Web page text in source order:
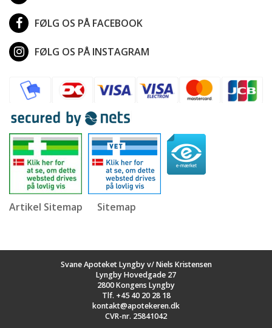
FØLG OS PÅ FACEBOOK
FØLG OS PÅ INSTAGRAM
Artikel Sitemap Sitemap
Svane Apoteket Lyngby v/ Niels Kristensen
Lyngby Hovedgade 27
2800 Kongens Lyngby
Tlf. +45 40 20 28 18
kontakt@apotekeren.dk
CVR-nr. 25841042